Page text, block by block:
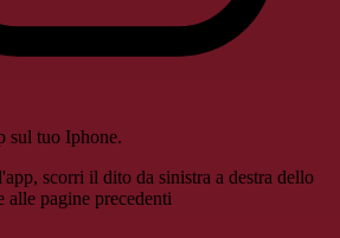
sul tuo Iphone.
scorri il dito da sinistra a destra dello
alle pagine precedenti